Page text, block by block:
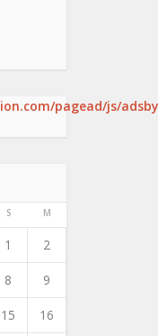
pagead/js/
S M
1 2
8 9
15 16